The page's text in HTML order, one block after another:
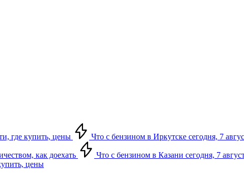
где купить, цены Что с бензином в Иркутске сегодня, 7
как доехать Что с бензином в Казани сегодня, 7
цены